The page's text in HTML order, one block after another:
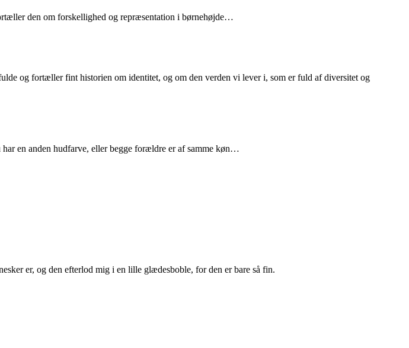
den om forskellighed og repræsentation i børnehøjde…
og fortæller fint historien om identitet, og om den verden vi lever i, som er fuld af diversitet og
en anden hudfarve, eller begge forældre er af samme køn…
er, og den efterlod mig i en lille glædesboble, for den er bare så fin.